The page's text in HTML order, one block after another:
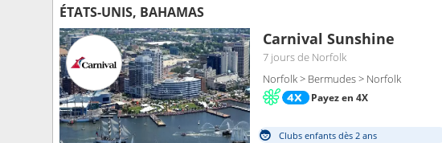
ÉTATS-UNIS, BAHAMAS
Carnival Sunshine
7 joursde Norfolk
Norfolk > Bermudes > Norfolk
Payez en 4X
Clubs enfants dès 2 ans